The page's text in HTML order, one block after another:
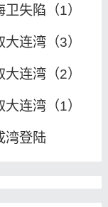
失陷（1）
连湾（3）
连湾（2）
连湾（1）
湾登陆